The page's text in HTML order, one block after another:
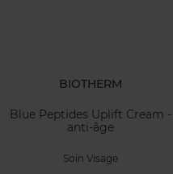
BIOTHERM
Blue Peptides Uplift Cream -
anti-âge
Soin Visage